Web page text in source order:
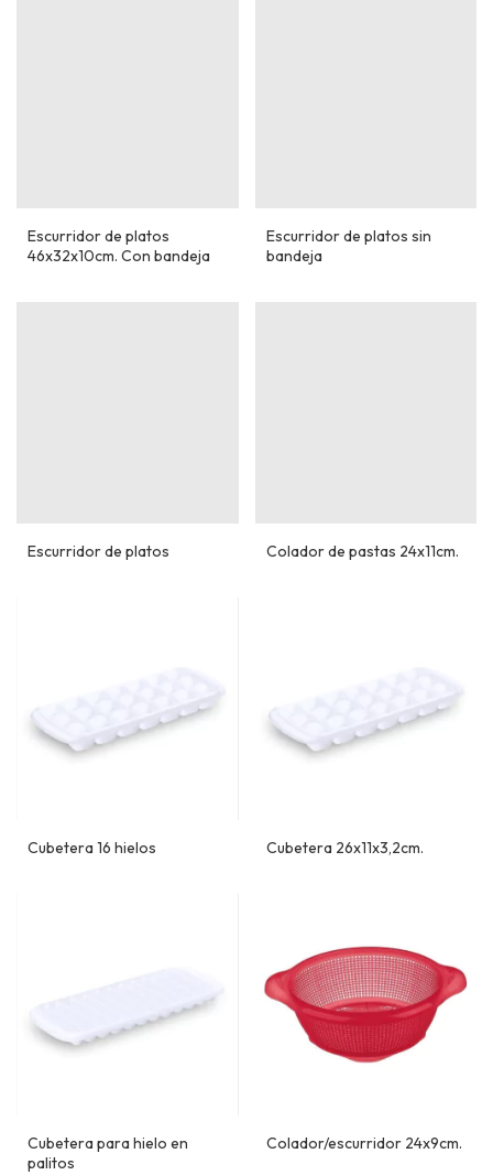
Escurridor de platos
46x32x10cm. Con bandeja
Escurridor de platos sin
bandeja
Escurridor de platos Colador de pastas 24x11cm.
Cubetera 16 hielos Cubetera 26x11x3,2cm.
Cubetera para hielo en
palitos
Colador/escurridor 24x9cm.